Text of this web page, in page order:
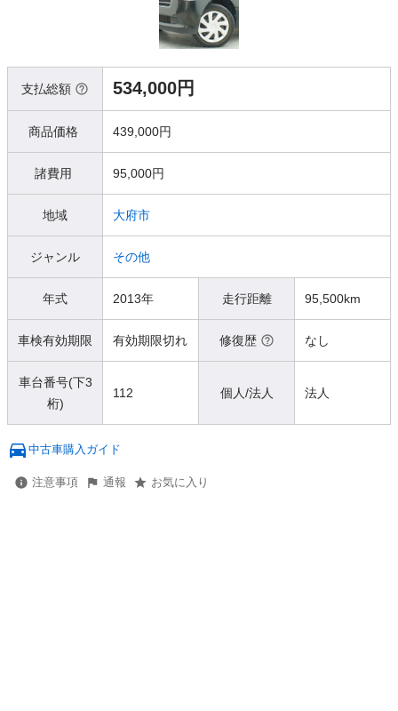
支払総額 534,000円
商品価格 439,000円
諸費用 95,000円
地域 大府市
ジャンル その他
年式 2013年 走行距離 95,500km
車検有効期限 有効期限切れ 修復歴 なし
車台番号(下3
桁)
112 個人/法人 法人
中古車購入ガイド
注意事項 通報 お気に入り